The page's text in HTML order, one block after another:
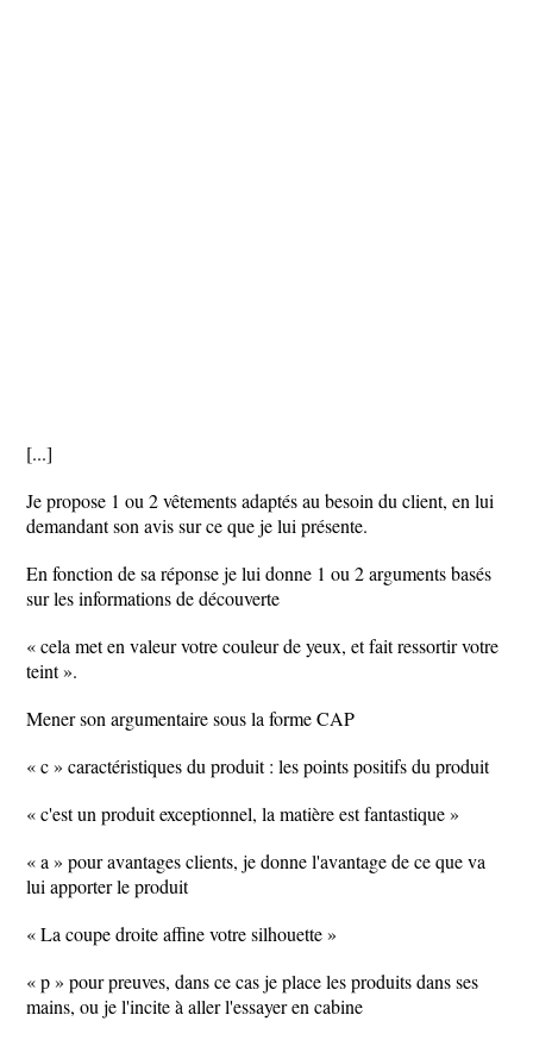
[...]
Je propose 1 ou 2 vêtements adaptés au besoin du client, en lui
demandant son avis sur ce que je lui présente.
En fonction de sa réponse je lui donne 1 ou 2 arguments basés
sur les informations de découverte
« cela met en valeur votre couleur de yeux, et fait ressortir votre
teint ».
Mener son argumentaire sous la forme CAP
« c » caractéristiques du produit : les points positifs du produit
« c'est un produit exceptionnel, la matière est fantastique »
« a » pour avantages clients, je donne l'avantage de ce que va
lui apporter le produit
« La coupe droite affine votre silhouette »
« p » pour preuves, dans ce cas je place les produits dans ses
mains, ou je l'incite à aller l'essayer en cabine